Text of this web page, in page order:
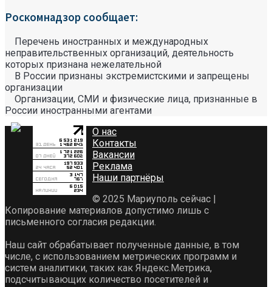
Роскомнадзор сообщает:
Перечень иностранных и международных
неправительственных организаций, деятельность
которых признана нежелательной
В России признаны экстремистскими и запрещены
организации
Организации, СМИ и физические лица, признанные в
России иностранными агентами
О нас
Контакты
Вакансии
Реклама
Наши партнёры
© 2025 Мариуполь сейчас |
Копирование материалов допустимо лишь с
письменного согласия редакции.
Наш сайт обрабатывает полученные данные, в том
числе, с использованием метрических программ и
систем аналитики, таких как Яндекс.Метрика,
подсчитывающих количество посетителей и